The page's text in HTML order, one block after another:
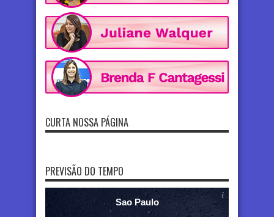
CURTA NOSSA PÁGINA
PREVISÃO DO TEMPO
Sao Paulo